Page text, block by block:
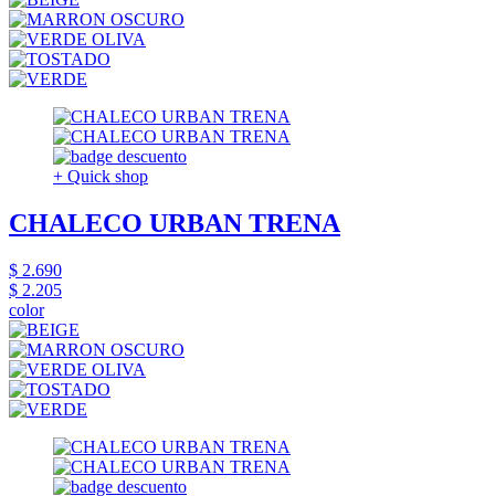
+ Quick shop
CHALECO URBAN TRENA
$ 2.690
$ 2.205
color